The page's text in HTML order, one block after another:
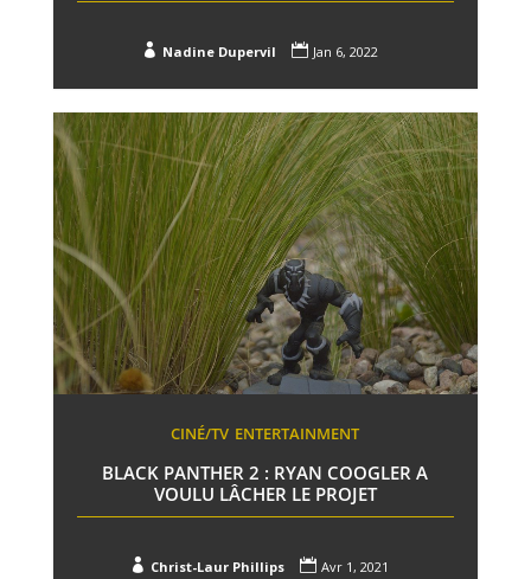
 Nadine Dupervil  Jan 6, 2022
CINÉ/TV ENTERTAINMENT
BLACK PANTHER 2 : RYAN COOGLER A
VOULU LÂCHER LE PROJET
 Christ-Laur Phillips  Avr 1, 2021